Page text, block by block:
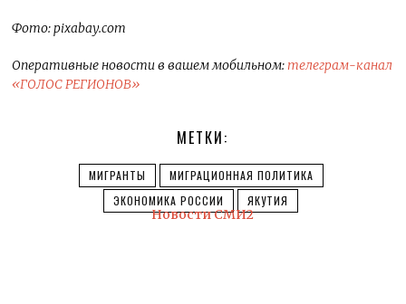
Фото: pixabay.com
Оперативные новости в вашем мобильном:телеграм-канал
«ГОЛОС РЕГИОНОВ»
МЕТКИ:
МИГРАНТЫ
МИГРАЦИОННАЯ ПОЛИТИКА
ЭКОНОМИКА РОССИИ
ЯКУТИЯ
Новости СМИ2